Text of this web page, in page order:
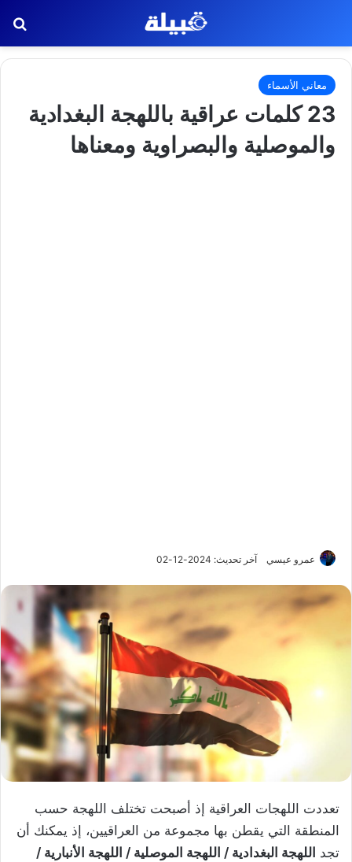
معاني الأسماء
23 كلمات عراقية باللهجة البغدادية
والموصلية والبصراوية ومعناها
عمرو عيسي آخر تحديث: 2024-12-02
تعددت اللهجات العراقية إذ أصبحت تختلف اللهجة حسب
المنطقة التي يقطن بها مجموعة من العراقيين، إذ يمكنك أن
تجد اللهجة البغدادية / اللهجة الموصلية / اللهجة الأنبارية /